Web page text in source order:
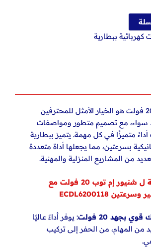
كهربائية ببطارية
شنيور إم توب 20 فولت هو الخيار الأمثل للمحترفين
سواء، مع تصميم متطور ومواصفات
متميزًا في كل مهمة. يتميز ببطارية
بسرعتين، مما يجعلها أداة متعددة
من المشاريع المنزلية والمهنية.
المزايا الرئيسية ل شنيور إم توب 20 فولت مع
بجهد 20 فولت
: يوفر أداءً عاليًا
من المهام، من الحفر إلى تركيب